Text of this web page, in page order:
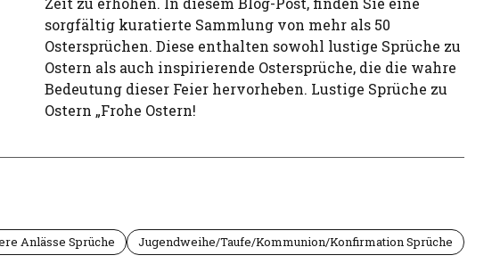
sorgfältig kuratierte Sammlung von mehr als 50
Ostersprüchen. Diese enthalten sowohl lustige Sprüche zu
Ostern als auch inspirierende Ostersprüche, die die wahre
Bedeutung dieser Feier hervorheben. Lustige Sprüche zu
Ostern „Frohe Ostern!
Anlässe Sprüche Jugendweihe/Taufe/Kommunion/Konfirmation Sprüche